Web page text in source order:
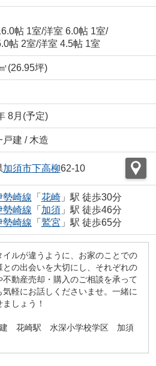
帖 1室/洋室 6.0帖 1室/
帖 2室/洋室 4.5帖 1室
(26.95坪)
8月(予定)
戸建 / 木造
加須市下高柳62-10
勢崎線 「 花崎」駅 徒歩30分
勢崎線 「 加須」駅 徒歩46分
勢崎線 「 鷲宮 」駅 徒歩65分
ルが違うように、お家のことでの
の出会いを大切にし、それぞれの
動産売却・購入のご相談を承って
軽にお話しくださいませ。一緒に
しょう！
建 花崎駅 水深小学校学区 加須